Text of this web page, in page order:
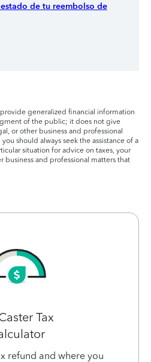
de tu reembolso de
generalized financial information
of the public; it does not give
or other business and professional
should always seek the assistance of a
situation for advice on taxes, your
business and professional matters that
Tax
refund and where you